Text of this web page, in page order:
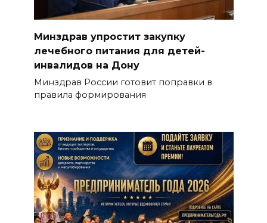
Минздрав упростит закупку
лечебного питания для детей-
инвалидов на Дону
Минздрав России готовит поправки в
правила формирования